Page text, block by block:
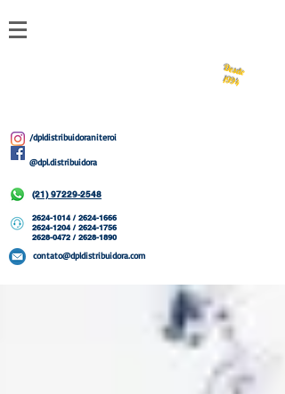
Desde
1994
/dpldistribuidoraniteroi
@dpl.distribuidora
(21) 97229-2548
2624-1014/ 2624-1666
2624-1204 / 2624-1756
2628-0472 / 2628-1890
contato@dpldistribuidora.com